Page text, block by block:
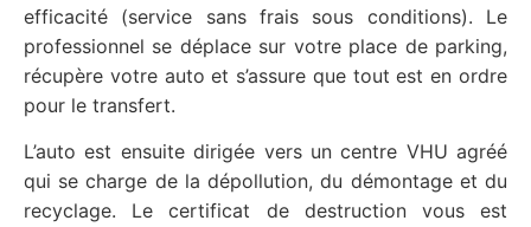
efficacité (service sans frais sous conditions). Le
professionnel se déplace sur votre place de parking,
récupère votre auto et s’assure que tout est en ordre
pour le transfert.
L’auto est ensuite dirigée vers un centre VHU agréé
qui se charge de la dépollution, du démontage et du
recyclage. Le certificat de destruction vous est